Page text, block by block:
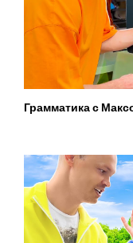
Грамматика с